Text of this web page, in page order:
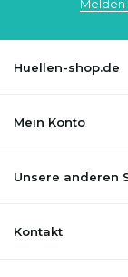
Melden
Huellen-shop.de
Mein Konto
Unsere anderen
Kontakt